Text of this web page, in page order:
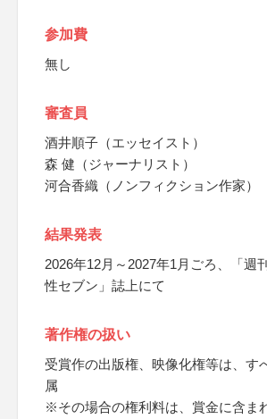
参加費
無し
審査員
酒井順子（エッセイスト）
森 健（ジャーナリスト）
河合香織（ノンフィクション作家）
結果発表
2026年12月～2027年1月ごろ、「週
性セブン」誌上にて
著作権の扱い
受賞作の出版権、映像化権等は、す
属
※その場合の権利料は、賞金に含ま